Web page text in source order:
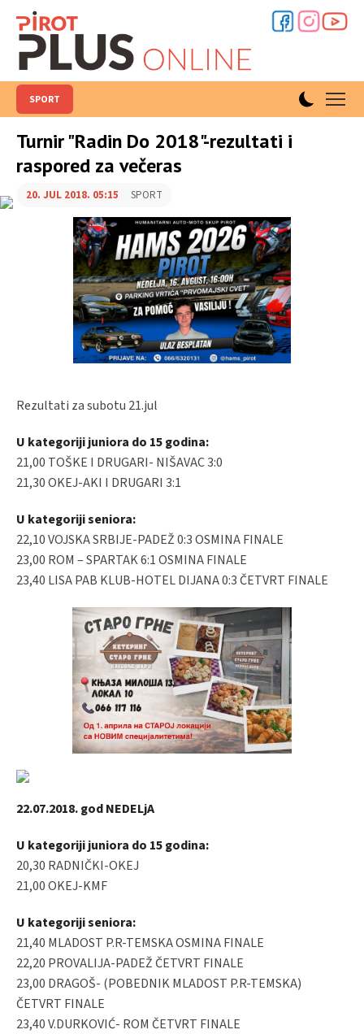
SPORT
Turnir "Radin Do 2018"-rezultati i
raspored za večeras
20. JUL 2018. 05:15 SPORT
Rezultati za subotu 21.jul
U kategoriji juniora do 15 godina:
21,00 TOŠKE I DRUGARI- NIŠAVAC 3:0
21,30 OKEJ-AKI I DRUGARI 3:1
U kategoriji seniora:
22,10 VOJSKA SRBIJE-PADEŽ 0:3 OSMINA FINALE
23,00 ROM – SPARTAK 6:1 OSMINA FINALE
23,40 LISA PAB KLUB-HOTEL DIJANA 0:3 ČETVRT FINALE
22.07.2018. god NEDELjA
U kategoriji juniora do 15 godina:
20,30 RADNIČKI-OKEJ
21,00 OKEJ-KMF
U kategoriji seniora:
21,40 MLADOST P.R-TEMSKA OSMINA FINALE
22,20 PROVALIJA-PADEŽ ČETVRT FINALE
23,00 DRAGOŠ- (POBEDNIK MLADOST P.R-TEMSKA)
ČETVRT FINALE
23,40 V.DURKOVIĆ- ROM ČETVRT FINALE